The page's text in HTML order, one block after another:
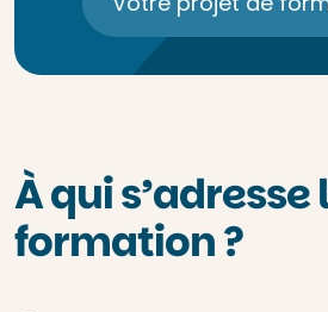
À qui s’adresse
formation ?